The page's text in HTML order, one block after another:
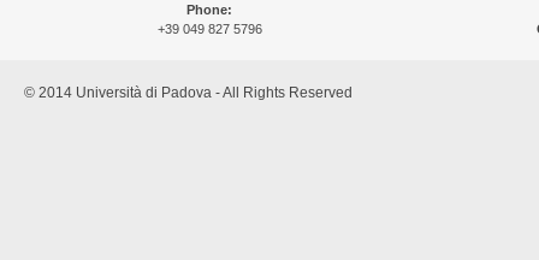
Phone:
+39 049 827 5796
© 2014 Università di Padova - All Rights Reserved